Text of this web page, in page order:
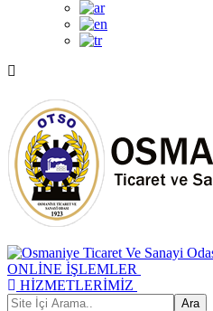
ONLİNE İŞLEMLER
HİZMETLERİMİZ